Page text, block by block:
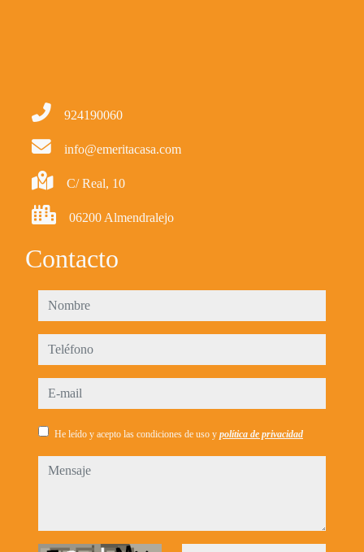
924190060
info@emeritacasa.com
C/ Real, 10
06200 Almendralejo
Contacto
nombre
teléfono
e-mail
He leído y acepto las condiciones de uso y política de privacidad
mensaje